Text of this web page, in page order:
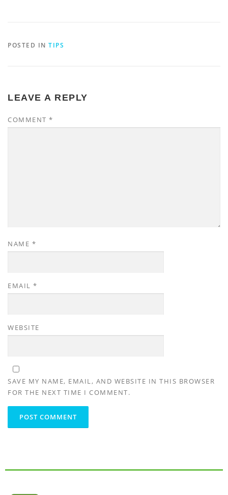
POSTED IN TIPS
LEAVE A REPLY
COMMENT *
NAME *
EMAIL *
WEBSITE
SAVE MY NAME, EMAIL, AND WEBSITE IN THIS BROWSER
FOR THE NEXT TIME I COMMENT.